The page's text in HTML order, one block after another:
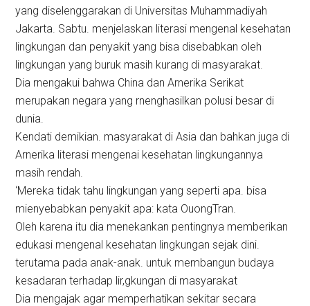
yang diselenggarakan di Universitas Muhamrnadiyah
Jakarta. Sabtu. menjelaskan literasi mengenal kesehatan
lingkungan dan penyakit yang bisa disebabkan oleh
lingkungan yang buruk masih kurang di masyarakat.
Dia rnengakui bahwa China dan Arnerika Serikat
merupakan negara yang rnenghasilkan polusi besar di
dunia.
Kendati demikian. masyarakat di Asia dan bahkan juga di
Arnerika literasi mengenai kesehatan lingkungannya
masih rendah.
‘Mereka tidak tahu lingkungan yang seperti apa. bisa
mienyebabkan penyakit apa: kata OuongTran.
Oleh karena itu dia menekankan pentingnya memberikan
edukasi mengenal kesehatan lingkungan sejak dini.
terutama pada anak-anak. untuk membangun budaya
kesadaran terhadap lir,gkungan di masyarakat
Dia rnengajak agar memperhatikan sekitar secara